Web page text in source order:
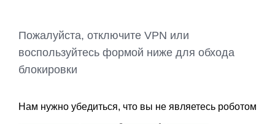
Пожалуйста, отключите VPN или
воспользуйтесь формой ниже для обхода
блокировки
Нам нужно убедиться, что вы не являетесь роботом